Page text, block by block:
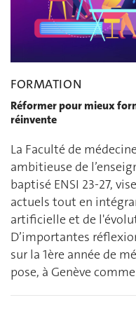
FORMATION
Réformer pour mieux
réinvente
La Faculté de
ambitieuse de
baptisé ENSI 23-27,
actuels tout en
artificielle et de
D’importantes
sur la 1ère année de
pose, à Genève